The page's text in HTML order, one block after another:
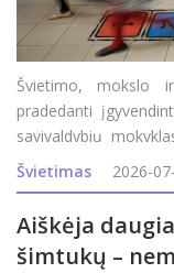
Švietimo, mokslo
pradedanti
savivaldybių
Jame dalyvauja
Rokiškis), kurių
Švietimas 2026-
Aiškėja
šimtukų –